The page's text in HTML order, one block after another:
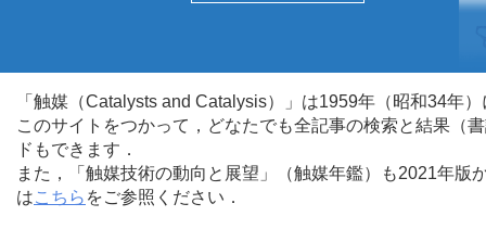
「触媒（Catalysts and Catalysis）」は1959年（昭和34年
このサイトをつかって，どなたでも全記事の検索と結果（
ドもできます．
また，「触媒技術の動向と展望」（触媒年鑑）も2021年
はこちら をご参照ください．